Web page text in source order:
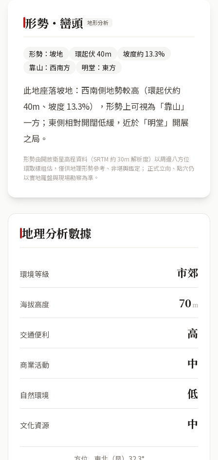
形勢・巒頭 地形分析
形勢：坡地 環起伏 40m
坡度約 13.3%
靠山：西南方
明堂：東方
此地座落坡地：西南側地勢較高（環起伏約
40m、坡度 13.3%），形勢上可視為「靠山」
一方；東側相對開闊低緩，近於「明堂」開展
之局。
形勢由開放衛星高程資料（SRTM 約 30m 解析度）以周邊八方位
環取樣粗估，僅供地理形勢參考、非堪輿鑑定； 正式立向、點穴仍
以實地羅盤與現場勘察為準。
地理分析數據
環境等級 市郊
海拔高度 70m
交通便利 高
商業活動 中
自然環境 低
文化資源 中